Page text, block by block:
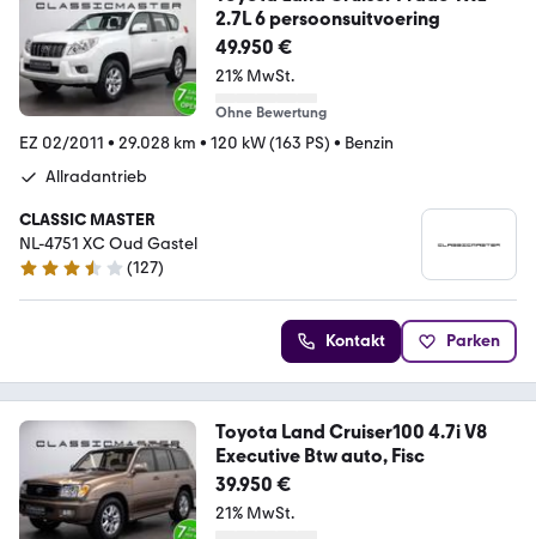
2.7L 6 persoonsuitvoering
49.950 €
21% MwSt.
Ohne Bewertung
EZ 02/2011 • 29.028 km • 120 kW (163 PS) • Benzin
Allradantrieb
CLASSIC MASTER
NL-4751 XC Oud Gastel
3.5 Sterne
(127)
Kontakt Parken
Toyota Land Cruiser100 4.7i V8
Executive Btw auto, Fisc
39.950 €
21% MwSt.